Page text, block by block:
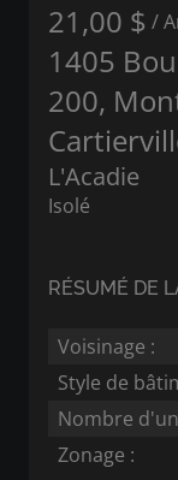
21,00 $ /
1405
200,
L'Acadie
Isolé
RÉSUMÉ DE
Voisinage :
Style de
Nombre
Zonage :